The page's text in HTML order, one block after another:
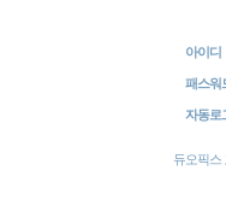
아이디
패스워
자동로
듀오픽스